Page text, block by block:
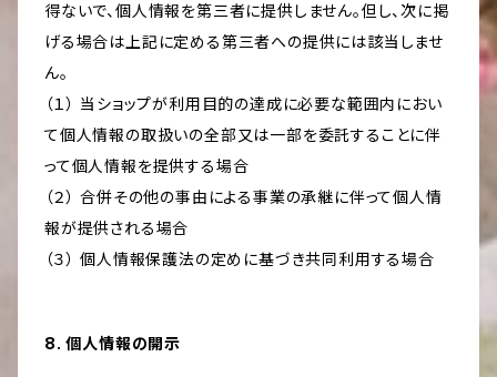
得ないで、個人情報を第三者に提供しません。但し、次に掲
げる場合は上記に定める第三者への提供には該当しませ
ん。
（１） 当ショップが利用目的の達成に必要な範囲内におい
て個人情報の取扱いの全部又は一部を委託することに伴
って個人情報を提供する場合
（２） 合併その他の事由による事業の承継に伴って個人情
報が提供される場合
（３） 個人情報保護法の定めに基づき共同利用する場合
8. 個人情報の開示